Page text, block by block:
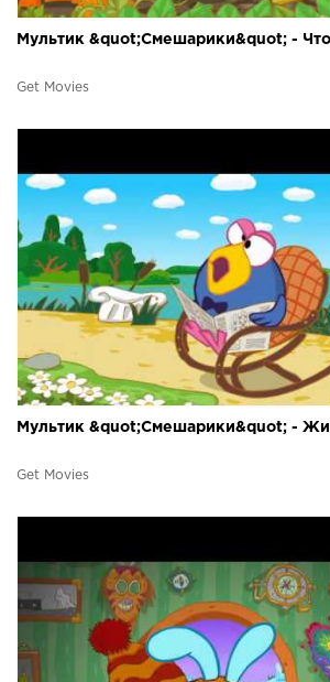
Мультик &quot;Смешарики&quot; -
Get Movies
Мультик &quot;Смешарики&quot; -
Get Movies